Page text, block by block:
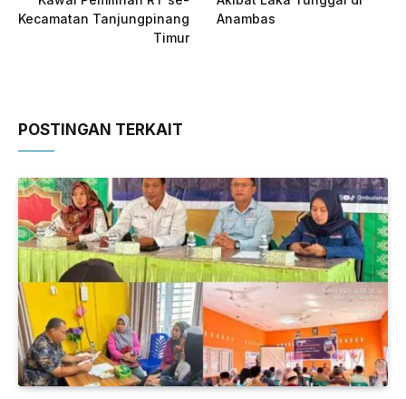
Kecamatan Tanjungpinang
Timur
Anambas
POSTINGAN TERKAIT